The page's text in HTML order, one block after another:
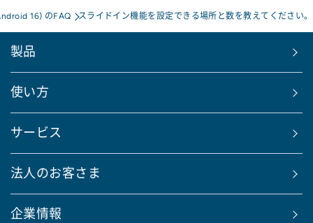
16) のFAQ スライドイン機能を設定できる場所と数を教えてください。
製品
使い方
サービス
法人のお客さま
企業情報